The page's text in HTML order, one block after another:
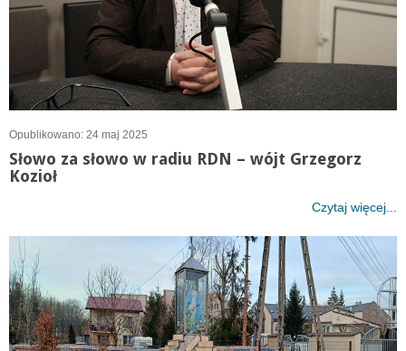
Opublikowano: 24 maj 2025
Słowo za słowo w radiu RDN – wójt Grzegorz
Kozioł
Czytaj więcej...